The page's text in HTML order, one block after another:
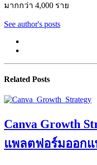
มากกว่า 4,000 ราย
See author's posts
Related Posts
Canva Growth
แพลตฟอร์มออก